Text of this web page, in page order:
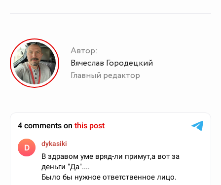
Автор:
Вячеслав Городецкий
Главный редактор